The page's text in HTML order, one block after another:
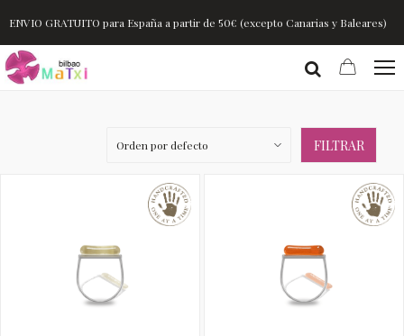
ENVIO GRATUITO para España a partir de 50€ (excepto Canarias y Baleares)
FILTRAR